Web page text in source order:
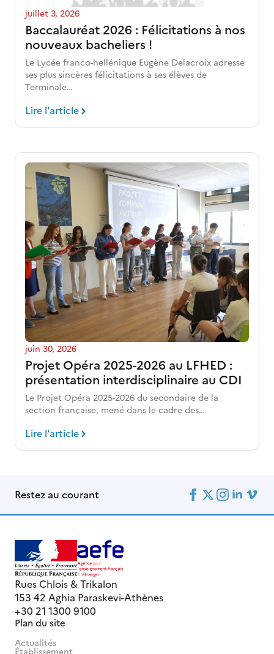
Baccalauréat 2026 : Félicitations à nos
nouveaux bacheliers !
juillet 3, 2026
Le Lycée franco-hellénique Eugène Delacroix adresse
ses plus sincères félicitations à ses élèves de
Terminale…
Lire l'article
Projet Opéra 2025-2026 au LFHED :
présentation interdisciplinaire au CDI
juin 30, 2026
Le Projet Opéra 2025-2026 du secondaire de la
section française, mené dans le cadre des…
Lire l'article
Restez au courant
Rues Chlois & Trikalon
153 42 Aghia Paraskevi-Athènes
+30 21 1300 9100
Plan du site
Actualités
Établissement